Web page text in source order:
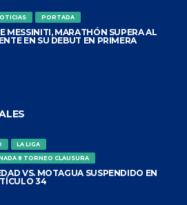
PORTADA
MESSINITI, MARATHÓN SUPERA AL
EN SU DEBUT EN PRIMERA
LA LIGA
8 TORNEO CLAUSURA
VS. MOTAGUA SUSPENDIDO EN
34